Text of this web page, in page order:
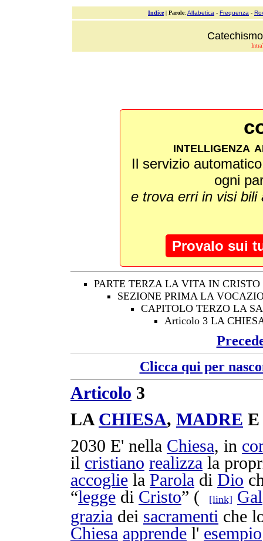
Indice| Parole: Alfabetica - Frequenza -
intelligenza
Il servizio
ogni
e trova erri in visi
Provalo sui
PARTE TERZA LA VITA IN CRISTO
SEZIONE PRIMA LA
CAPITOLO TERZO LA
Articolo 3 LA
Clicca qui per
Articolo 3
LA CHIESA, MADRE
2030 E' nella Chiesa, in
il cristiano realizza la
accoglie la Parola di Dio
“legge di Cristo” ( [link] Gal
grazia dei sacramenti che
Chiesa apprende l' esempio